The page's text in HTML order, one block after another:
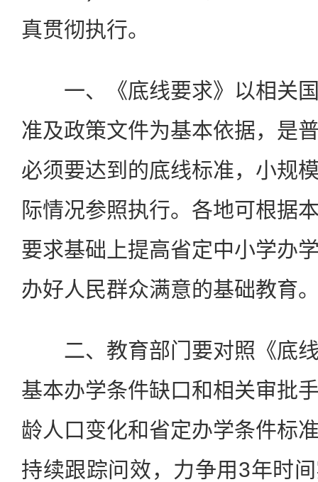
真贯彻执行。
一、《底线要求》以相关国
准及政策文件为基本依据，是
必须要达到的底线标准，小规
际情况参照执行。各地可根据
要求基础上提高省定中小学办
办好人民群众满意的基础教育
二、教育部门要对照《底线
基本办学条件缺口和相关审批
龄人口变化和省定办学条件标
持续跟踪问效，力争用3年时